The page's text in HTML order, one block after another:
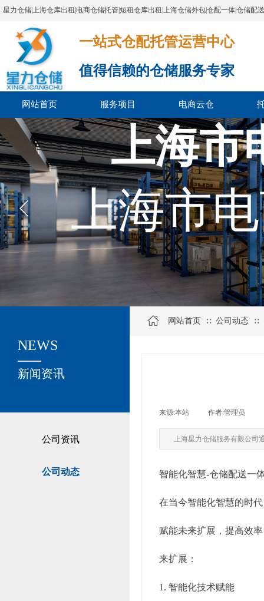
星力仓储|上海仓库出租|电商仓储托管|短租仓库出租|上海仓储外包|仓配一体|仓储配
一站式仓配托管运营中心​​​​​​​​​​​​​​​​​
值得信赖的仓储服务专家
网站首页 服务项目 电商云仓
上海市
上海市
公司资讯
公司动态
关于我们
新闻资讯
NEWS
网站首页 ∷ 公司动态 ∷
来源:本站 作者:管理员
上海星力仓储服务有限公
智能化智慧-仓储配送一
在当今智能化智慧的时
赋能未来扩展，提高效
来扩展：
1. 智能化技术赋能